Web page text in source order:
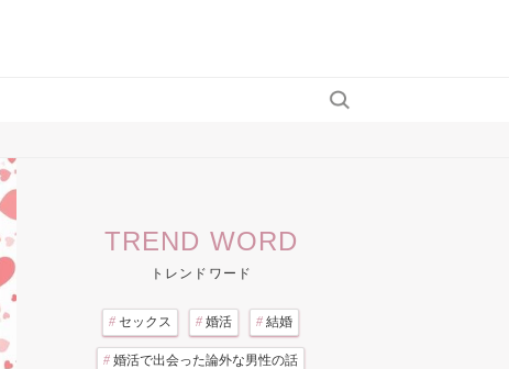
TREND WORD
トレンドワード
# セックス # 婚活 # 結婚
# 婚活で出会った論外な男性の話